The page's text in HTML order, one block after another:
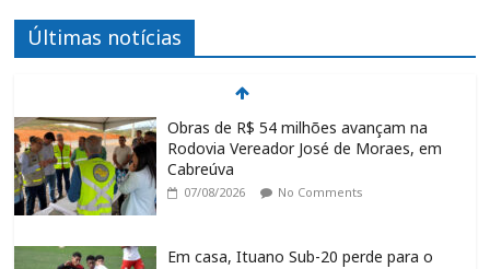
Últimas notícias
Obras de R$ 54 milhões avançam na
Rodovia Vereador José de Moraes, em
Cabreúva
07/08/2026 No Comments
Em casa, Ituano Sub-20 perde para o